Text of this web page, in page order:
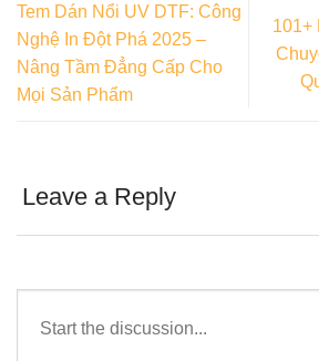
Tem Dán Nổi UV DTF: Công
Nghệ In Đột Phá 2025 –
Nâng Tầm Đẳng Cấp Cho
Mọi Sản Phẩm
101+
Leave a Reply